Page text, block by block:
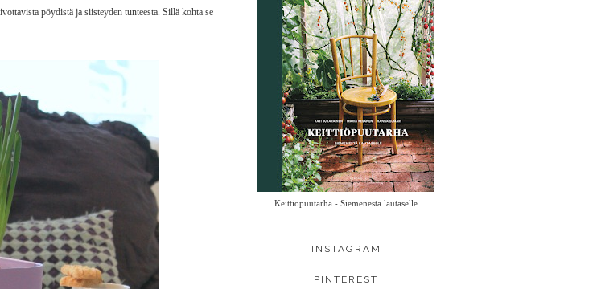
pöydistä ja siisteyden tunteesta. Sillä kohta se
Keittiöpuutarha - Siemenestä lautaselle
INSTAGRAM
PINTEREST